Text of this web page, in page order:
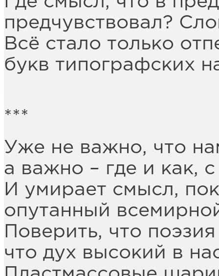
предчувствовал?
Всё стало только
букв типографских
***
Уже не важно, что
а важно – где и как,
И умирает смысл,
опутанный
Поверить, что
что дух высокий в